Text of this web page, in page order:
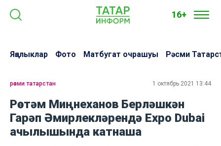
16+
Яңалыклар Фото Матбугат очрашуы Рәсми
рәсми татарстан 1 октябрь 2021 13:44
Рөстәм Миңнеханов Берләшкән
Гарәп Әмирлекләрендә Expo Dubai
ачылышында катнаша